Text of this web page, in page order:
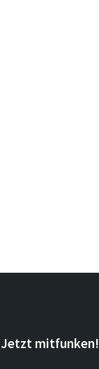
Jetzt mitfunken!